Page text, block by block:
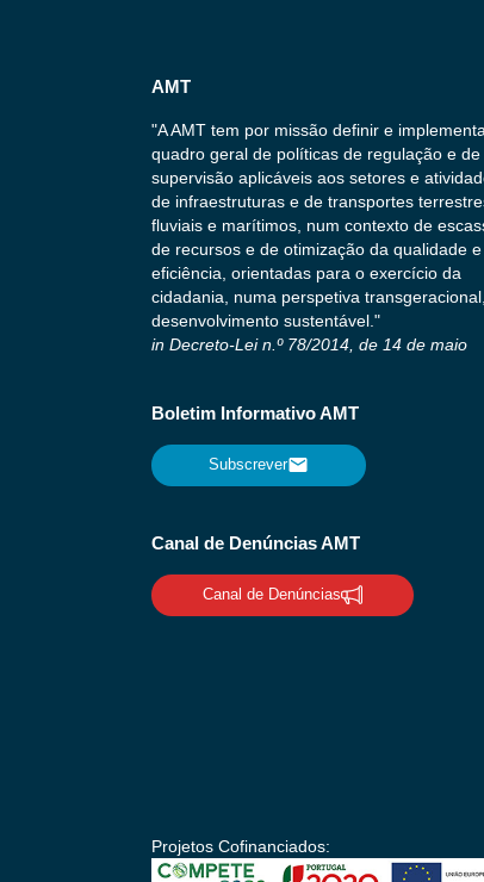
AMT
"A AMT tem por missão definir e
quadro geral de políticas de regulação e de
supervisão aplicáveis aos setores e
de infraestruturas e de transportes
fluviais e marítimos, num contexto de
de recursos e de otimização da qualidade e
eficiência, orientadas para o exercício da
cidadania, numa perspetiva
desenvolvimento sustentável."
in Decreto-Lei n.º 78/2014, de 14 de maio
Boletim Informativo AMT
Subscrever
Canal de Denúncias AMT
Canal de Denúncias
Projetos Cofinanciados: